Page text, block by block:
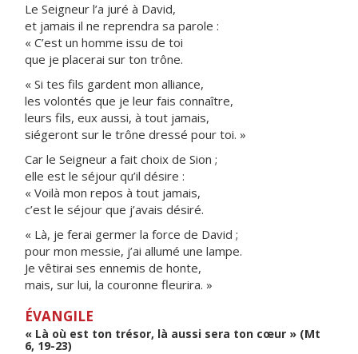
Le Seigneur l’a juré à David,
et jamais il ne reprendra sa parole :
« C’est un homme issu de toi
que je placerai sur ton trône.
« Si tes fils gardent mon alliance,
les volontés que je leur fais connaître,
leurs fils, eux aussi, à tout jamais,
siégeront sur le trône dressé pour toi. »
Car le Seigneur a fait choix de Sion ;
elle est le séjour qu’il désire :
« Voilà mon repos à tout jamais,
c’est le séjour que j’avais désiré.
« Là, je ferai germer la force de David ;
pour mon messie, j’ai allumé une lampe.
Je vêtirai ses ennemis de honte,
mais, sur lui, la couronne fleurira. »
ÉVANGILE
« Là où est ton trésor, là aussi sera ton cœur » (Mt
6, 19-23)